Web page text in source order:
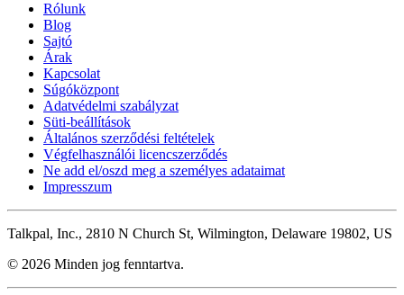
Rólunk
Blog
Sajtó
Árak
Kapcsolat
Súgóközpont
Adatvédelmi szabályzat
Süti-beállítások
Általános szerződési feltételek
Végfelhasználói licencszerződés
Ne add el/oszd meg a személyes adataimat
Impresszum
Talkpal, Inc., 2810 N Church St, Wilmington, Delaware 19802, US
© 2026 Minden jog fenntartva.